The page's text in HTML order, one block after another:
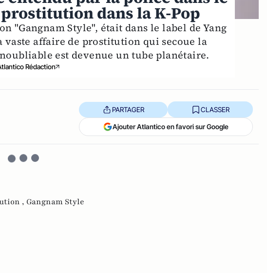
dans la K-Pop
"Gangnam Style", était dans le label de Yang
affaire de prostitution qui secoue la
est devenue un tube planétaire.
Rédaction
PARTAGER CLASSER
Ajouter Atlantico en favori sur Google
, Gangnam Style